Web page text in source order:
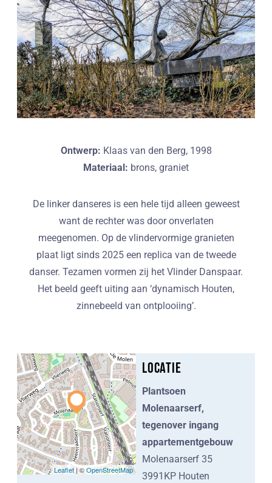
Ontwerp: Klaas van den Berg, 1998
Materiaal: brons, graniet
De linker danseres is een hele tijd alleen geweest
want de rechter was door onverlaten
meegenomen. Op de vlindervormige granieten
plaat ligt sinds 2025 een replica van de tweede
danser. Tezamen vormen zij het Vlinder Danspaar.
Het beeld geeft uiting aan ‘dynamisch Houten,
zinnebeeld van ontplooiing’.
Leaflet | ©OpenStreetMap
Locatie
Plantsoen
Molenaarserf,
tegenover ingang
appartementgebouw
Molenaarserf 35
3991KP Houten